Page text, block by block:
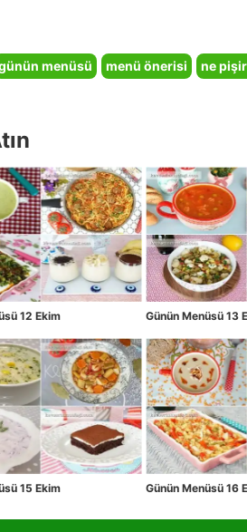
menüsü menü önerisi
ne
12 Ekim Günün Menüsü 13
15 Ekim Günün Menüsü 16